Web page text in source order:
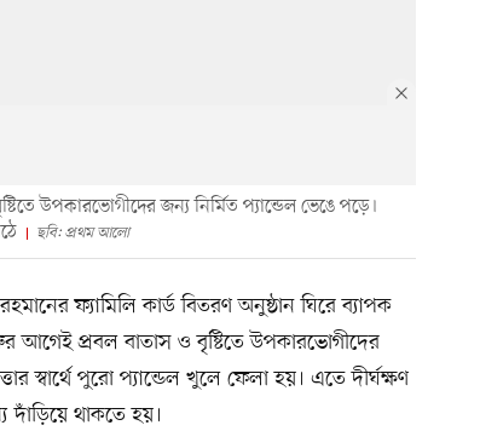
উপকারভোগীদের জন্য নির্মিত প্যান্ডেল ভেঙে পড়ে।
ছবি: প্রথম আলো
ফ্যামিলি কার্ড বিতরণ অনুষ্ঠান ঘিরে ব্যাপক
আগেই প্রবল বাতাস ও বৃষ্টিতে উপকারভোগীদের
স্বার্থে পুরো প্যান্ডেল খুলে ফেলা হয়। এতে দীর্ঘক্ষণ
দাঁড়িয়ে থাকতে হয়।